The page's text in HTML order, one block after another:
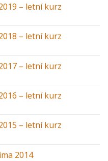
– letní kurz
– letní kurz
– letní kurz
– letní kurz
– letní kurz
2014